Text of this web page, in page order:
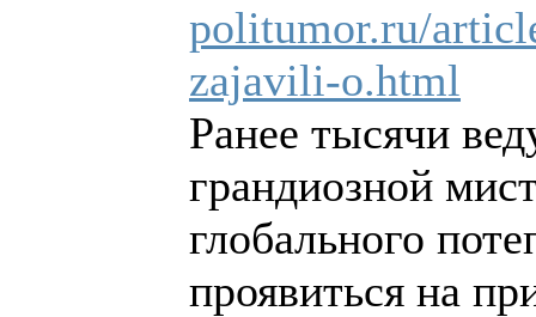
politumor.ru/
zajavili-o.html
Ранее тысячи
грандиозной
глобального
проявиться на